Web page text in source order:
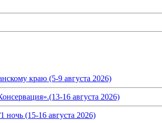
краю (5-9 августа 2026)
16 августа 2026)
ночь (15-16 августа 2026)